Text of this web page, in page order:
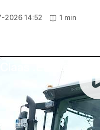
2026 14:52 1 min
.Efficiënte